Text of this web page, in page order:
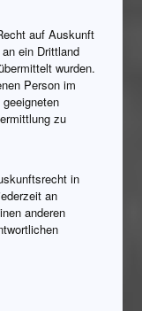
auf Auskunft
ein Drittland
wurden.
Person im
zu
in
an
anderen